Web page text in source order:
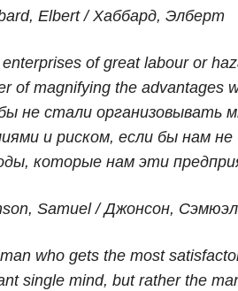
Elbert / Хаббард, Элберт
of great labour or
of magnifying the advantages
не стали организовывать
и риском, если бы нам
которые нам эти
Samuel / Джонсон,
who gets the most
single mind, but rather the